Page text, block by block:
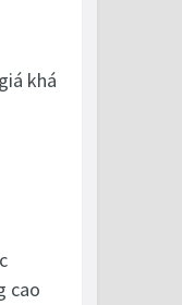
khá
cao